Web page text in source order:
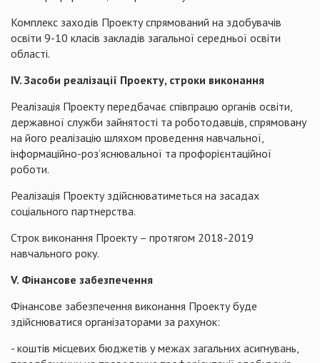
Комплекс заходів Проекту спрямований на здобувачів
освіти 9-10 класів закладів загальної середньої освіти
області.
IV. Засоби реалізації Проекту, строки виконання
Реалізація Проекту передбачає співпрацю органів освіти,
державної служби зайнятості та роботодавців, спрямовану
на його реалізацію шляхом проведення навчальної,
інформаційно-роз’яснювальної та профорієнтаційної
роботи.
Реалізація Проекту здійснюватиметься на засадах
соціального партнерства.
Строк виконання Проекту – протягом 2018-2019
навчального року.
V. Фінансове забезпечення
Фінансове забезпечення виконання Проекту буде
здійснюватися організаторами за рахунок:
- коштів місцевих бюджетів у межах загальних асигнувань,